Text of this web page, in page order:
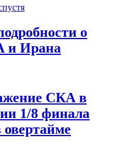
о
и Ирана
СКА в
1/8 финала